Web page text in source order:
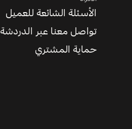
الأسئلة الشائعة للعميل
تواصل معنا عبر الدردشة
حماية المشتري